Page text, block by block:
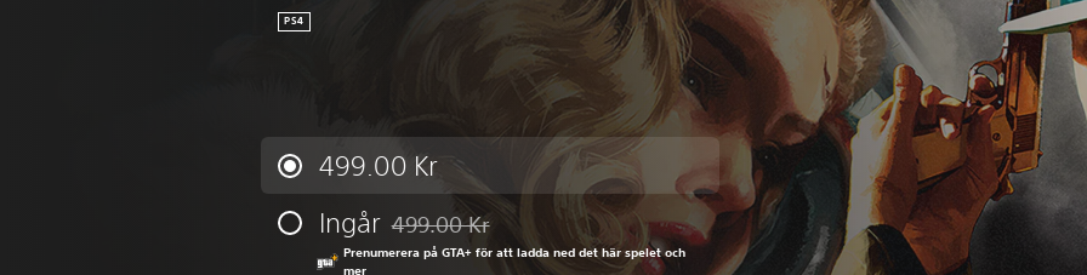
PS4
499.00 Kr
Ingår Nedsatt från ursprungspriset på 499.00 Kr
499.00 Kr
Prenumerera på GTA+ för att ladda ned det här spelet och
mer